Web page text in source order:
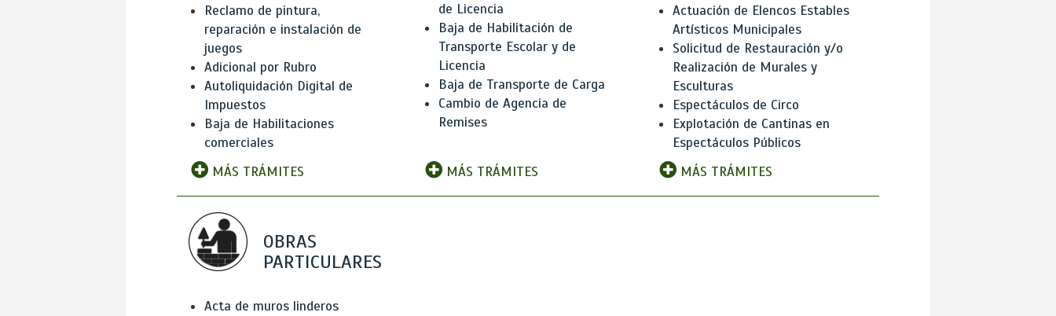
Reclamo de pintura,
reparación e instalación de
juegos
Adicional por Rubro
Autoliquidación Digital de
Impuestos
Baja de Habilitaciones
comerciales
MÁS TRÁMITES
de Licencia
Baja de Habilitación de
Transporte Escolar y de
Licencia
Baja de Transporte de Carga
Cambio de Agencia de
Remises
MÁS TRÁMITES
Actuación de Elencos Estables
Artísticos Municipales
Solicitud de Restauración y/o
Realización de Murales y
Esculturas
Espectáculos de Circo
Explotación de Cantinas en
Espectáculos Públicos
MÁS TRÁMITES
OBRAS
PARTICULARES
Acta de muros linderos